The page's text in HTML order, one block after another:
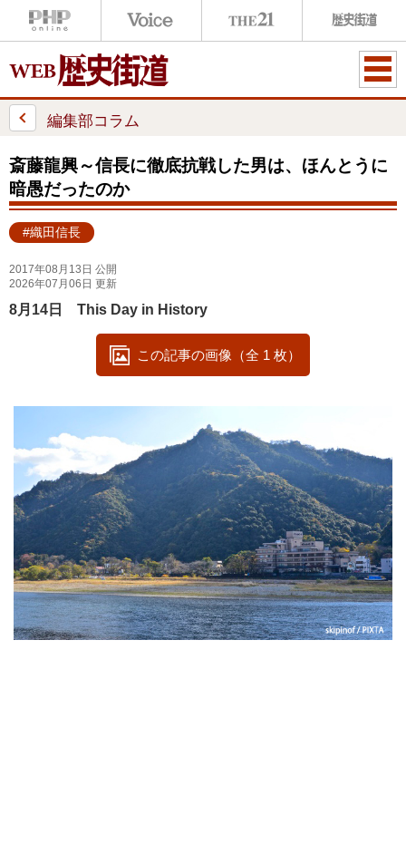
ME
編集部コラム
斎藤龍興～信長に徹底抗戦した男は、ほんとうに
暗愚だったのか
#織田信長
2017年08月13日 公開
2026年07月06日 更新
8月14日 This Day in History
この記事の画像（全 1 枚）